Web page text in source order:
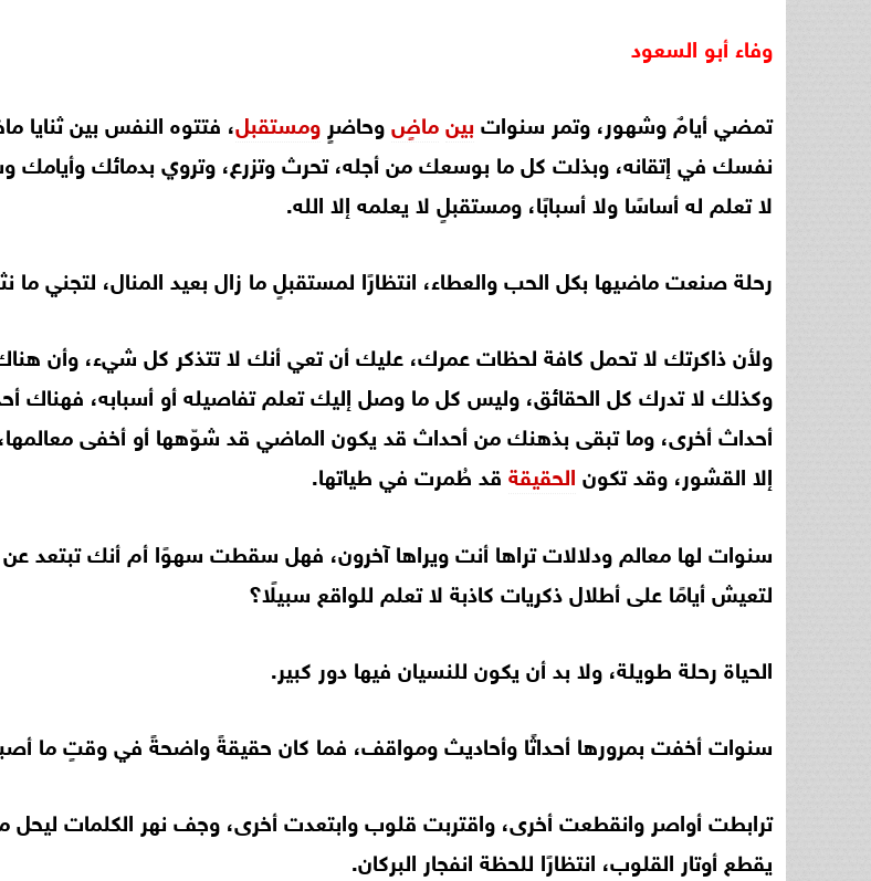
وفاءأبو السعود
تمضي أيامٌ وشهور، وتمر سنوات بينماضٍوحاضرٍ ومستقبل، فتتوه النفس بين
نفسك في إتقانه، وبذلت كل ما بوسعك من أجله، تحرث وتزرع، وتروي بدمائك
لا تعلم له أساسًا ولا أسبابًا، ومستقبلٍ لا يعلمه إلا الله.
رحلة صنعت ماضيها بكل الحب والعطاء، انتظارًا لمستقبلٍ ما زال بعيد المنال، لتجني ما
ولأن ذاكرتك لا تحمل كافة لحظات عمرك، عليك أن تعي أنك لا تتذكر كل شيء، وأن
وكذلك لا تدرك كل الحقائق، وليس كل ما وصل إليك تعلم تفاصيله أو أسبابه، فهناك
أحداث أخرى، وما تبقى بذهنك من أحداث قد يكون الماضي قد شوّهها أو أخفى معالمها،
إلا القشور، وقد تكون الحقيقة قد طُمرت في طياتها.
سنوات لها معالم ودلالات تراها أنت ويراها آخرون، فهل سقطت سهوًا أم أنك تبتعد
لتعيش أيامًا على أطلال ذكريات كاذبة لا تعلم للواقع سبيلًا؟
الحياة رحلة طويلة، ولا بد أن يكون للنسيان فيها دور كبير.
سنوات أخفت بمرورها أحداثًا وأحاديث ومواقف، فما كان حقيقةً واضحةً في وقتٍ ما
ترابطت أواصر وانقطعت أخرى، واقتربت قلوب وابتعدت أخرى، وجف نهر الكلمات
يقطع أوتار القلوب، انتظارًا للحظة انفجار البركان.